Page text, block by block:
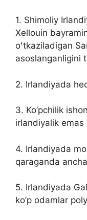
1. Shimoliy
Xellouin
oʻtkaziladigan
asoslanganligini
2. Irlandiyada
3. Ko’pchilik
irlandiyalik emas
4. Irlandiyada
qaraganda ancha
5. Irlandiyada
ko’p odamlar